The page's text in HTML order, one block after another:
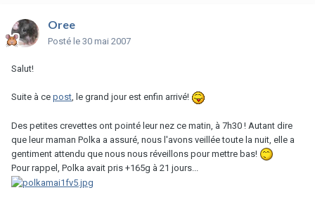
Oree
Posté le 30 mai 2007
Salut!
Suite à ce post , le grand jour est enfin arrivé!
Des petites crevettes ont pointé leur nez ce matin, à 7h30 ! Autant dire
que leur maman Polka a assuré, nous l'avons veillée toute la nuit, elle a
gentiment attendu que nous nous réveillons pour mettre bas!
Pour rappel, Polka avait pris +165g à 21 jours...